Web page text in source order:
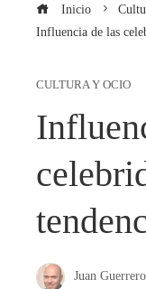
Inicio
Influencia de las
CULTURA Y OCIO
Juan Guerrero